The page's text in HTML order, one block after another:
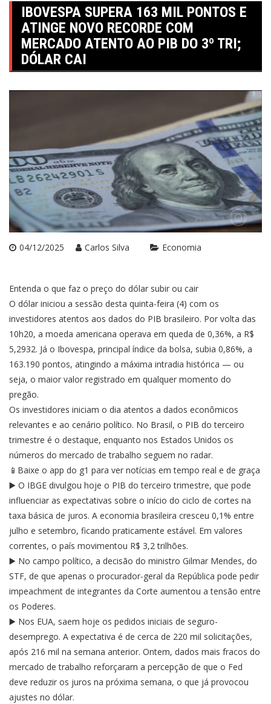
IBOVESPA SUPERA 163 MIL PONTOS E
ATINGE NOVO RECORDE COM
MERCADO ATENTO AO PIB DO 3º TRI;
DÓLAR CAI
04/12/2025 Carlos Silva Economia
Entenda o que faz o preço do dólar subir ou cair
O dólar iniciou a sessão desta quinta-feira (4) com os
investidores atentos aos dados do PIB brasileiro. Por volta das
10h20, a moeda americana operava em queda de 0,36%, a R$
5,2932. Já o Ibovespa, principal índice da bolsa, subia 0,86%, a
163.190 pontos, atingindo a máxima intradia histórica — ou
seja, o maior valor registrado em qualquer momento do
pregão.
Os investidores iniciam o dia atentos a dados econômicos
relevantes e ao cenário político. No Brasil, o PIB do terceiro
trimestre é o destaque, enquanto nos Estados Unidos os
números do mercado de trabalho seguem no radar.
📱Baixe o app do g1 para ver notícias em tempo real e de graça
▶️ O IBGE divulgou hoje o PIB do terceiro trimestre, que pode
influenciar as expectativas sobre o início do ciclo de cortes na
taxa básica de juros. A economia brasileira cresceu 0,1% entre
julho e setembro, ficando praticamente estável. Em valores
correntes, o país movimentou R$ 3,2 trilhões.
▶️ No campo político, a decisão do ministro Gilmar Mendes, do
STF, de que apenas o procurador-geral da República pode pedir
impeachment de integrantes da Corte aumentou a tensão entre
os Poderes.
▶️ Nos EUA, saem hoje os pedidos iniciais de seguro-
desemprego. A expectativa é de cerca de 220 mil solicitações,
após 216 mil na semana anterior. Ontem, dados mais fracos do
mercado de trabalho reforçaram a percepção de que o Fed
deve reduzir os juros na próxima semana, o que já provocou
ajustes no dólar.